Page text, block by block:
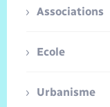
Associations
Ecole
Urbanisme